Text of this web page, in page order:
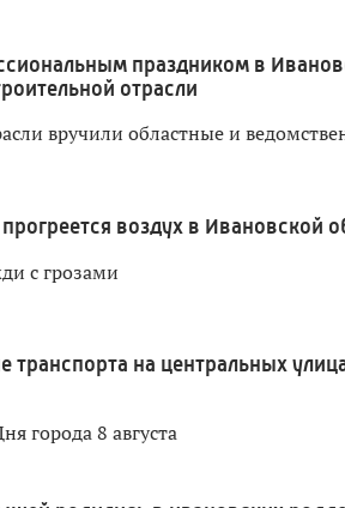
праздником в
отрасли
вручили областные и
воздух в Ивановской
с грозами
транспорта на центральных
города 8 августа